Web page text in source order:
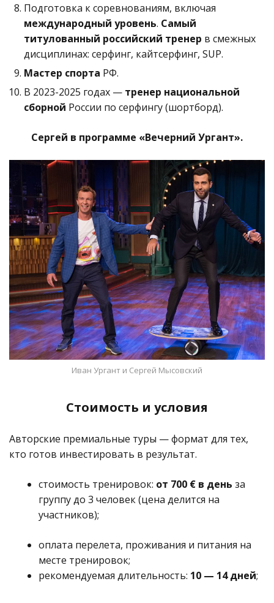
Подготовка к соревнованиям, включая
международный уровень. Самый
титулованный российский тренер в смежных
дисциплинах: серфинг, кайтсерфинг, SUP.
Мастер спорта РФ.
В 2023-2025 годах — тренер национальной
сборной России по серфингу (шортборд).
Сергей в программе «Вечерний Ургант».
Иван Ургант и Сергей Мысовский
Стоимость и условия
Авторские премиальные туры — формат для тех,
кто готов инвестировать в результат.
стоимость тренировок: от 700 € в день за
группу до 3 человек (цена делится на
участников);
оплата перелета, проживания и питания на
месте тренировок;
рекомендуемая длительность: 10 — 14 дней;